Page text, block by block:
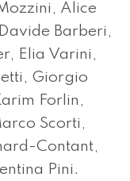
Alice
Barberi,
Elia Varini,
Giorgio
Forlin,
Scorti,
Contant,
Pini.